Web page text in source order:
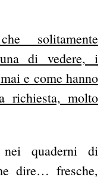
solitamente
di vedere, i
e come hanno
richiesta, molto
quaderni di
dire… fresche,